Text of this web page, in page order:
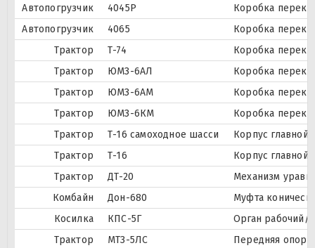
Автопогрузчик 4045Р
Коробка
Автопогрузчик
4065
Коробка
Трактор
Т-74
Коробка
Трактор
ЮМЗ-6АЛ
Коробка
Трактор
ЮМЗ-6АМ
Коробка
Трактор
ЮМЗ-6КМ
Коробка
Трактор
Т-16 самоходное шасси
Корпус главной
Трактор
Т-16
Корпус главной
Трактор
ДТ-20
Механизм
Комбайн
Дон-680
Муфта
Косилка
КПС-5Г
Орган рабочий/
Трактор
МТЗ-5ЛС
Передняя